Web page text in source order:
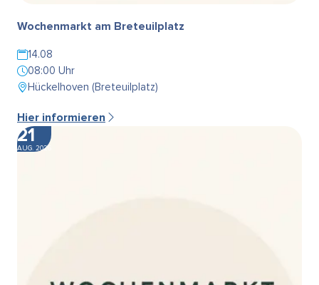
Wochenmarkt am Breteuilplatz
14.08
08:00 Uhr
Hückelhoven (Breteuilplatz)
Hier informieren
21
AUG. 2026